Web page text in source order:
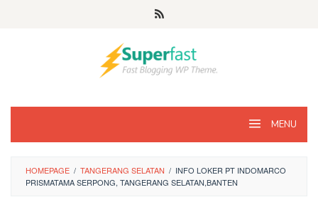
MENU
HOMEPAGE / TANGERANG SELATAN / INFO LOKER PT INDOMARCO
PRISMATAMA SERPONG, TANGERANG SELATAN,BANTEN